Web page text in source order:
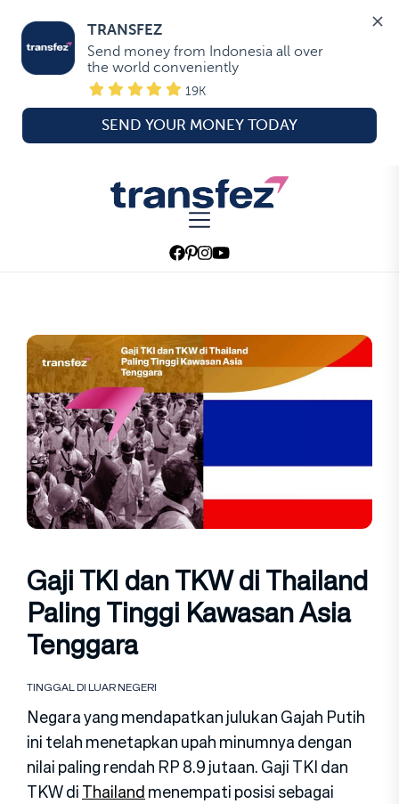
TRANSFEZ
Send money from Indonesia all over
the world conveniently
19K
SEND YOUR MONEY TODAY
Transfez
Gaji TKI dan TKW di Thailand
Paling Tinggi Kawasan Asia
Tenggara
TINGGAL DI LUAR NEGERI
Negara yang mendapatkan julukan Gajah Putih
ini telah menetapkan upah minumnya dengan
nilai paling rendah RP 8.9 jutaan. Gaji TKI dan
TKW diThailandmenempati posisi sebagai